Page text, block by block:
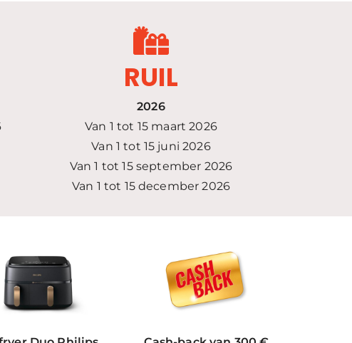
RUIL
2026
Van 1 tot 15 maart 2026
Van 1 tot 15 juni 2026
Van 1 tot 15 september 2026
Van 1 tot 15 december 2026